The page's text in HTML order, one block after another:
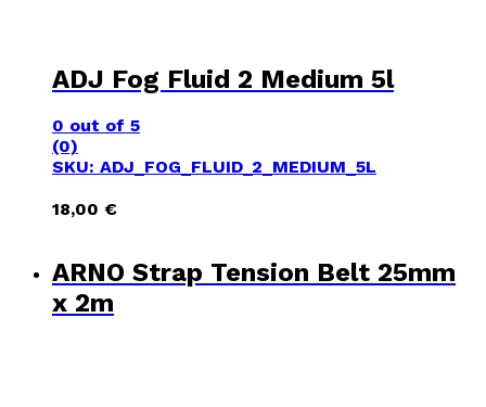
ADJ Fog Fluid 2 Medium 5l
0 out of 5
(0)
SKU: ADJ_FOG_FLUID_2_MEDIUM_5L
18,00 €
ARNO Strap Tension Belt 25mm
x 2m